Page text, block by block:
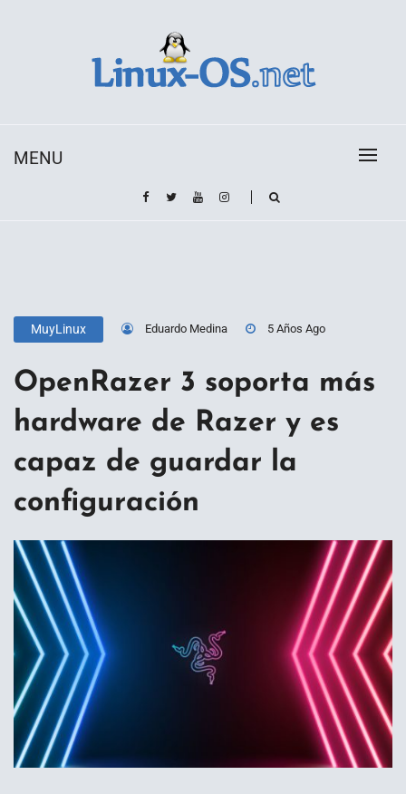
MENU
MuyLinux Eduardo Medina 5 Años Ago
OpenRazer 3 soporta más
hardware de Razer y es
capaz de guardar la
configuración